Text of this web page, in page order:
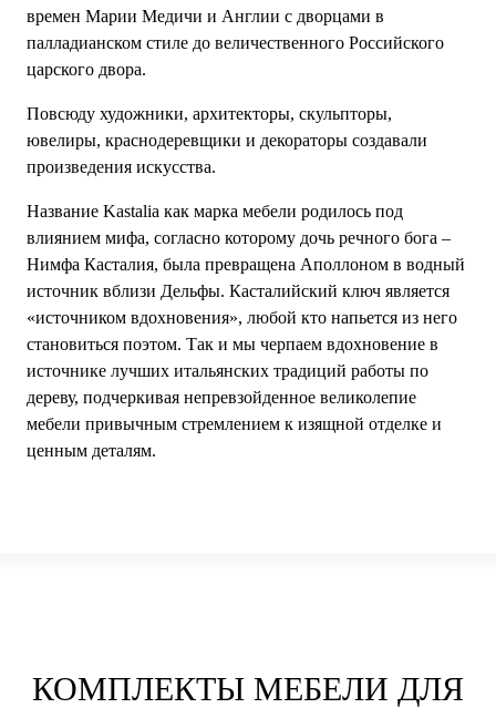
времен Марии Медичи и Англии с дворцами в
палладианском стиле до величественного Российского
царского двора.
Повсюду художники, архитекторы, скульпторы,
ювелиры, краснодеревщики и декораторы создавали
произведения искусства.
Название Kastalia как марка мебели родилось под
влиянием мифа, согласно которому дочь речного бога –
Нимфа Касталия, была превращена Аполлоном в водный
источник вблизи Дельфы. Касталийский ключ является
«источником вдохновения», любой кто напьется из него
становиться поэтом. Так и мы черпаем вдохновение в
источнике лучших итальянских традиций работы по
дереву, подчеркивая непревзойденное великолепие
мебели привычным стремлением к изящной отделке и
ценным деталям.
КОМПЛЕКТЫ МЕБЕЛИ ДЛЯ